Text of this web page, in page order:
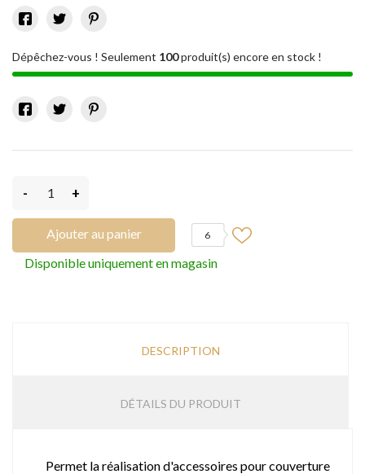
Dépêchez-vous ! Seulement 100produit(s) encore en stock !
- +
Ajouter au panier 6
Disponible uniquement en magasin
DESCRIPTION
DÉTAILS DU PRODUIT
Permet la réalisation d'accessoires pour couverture